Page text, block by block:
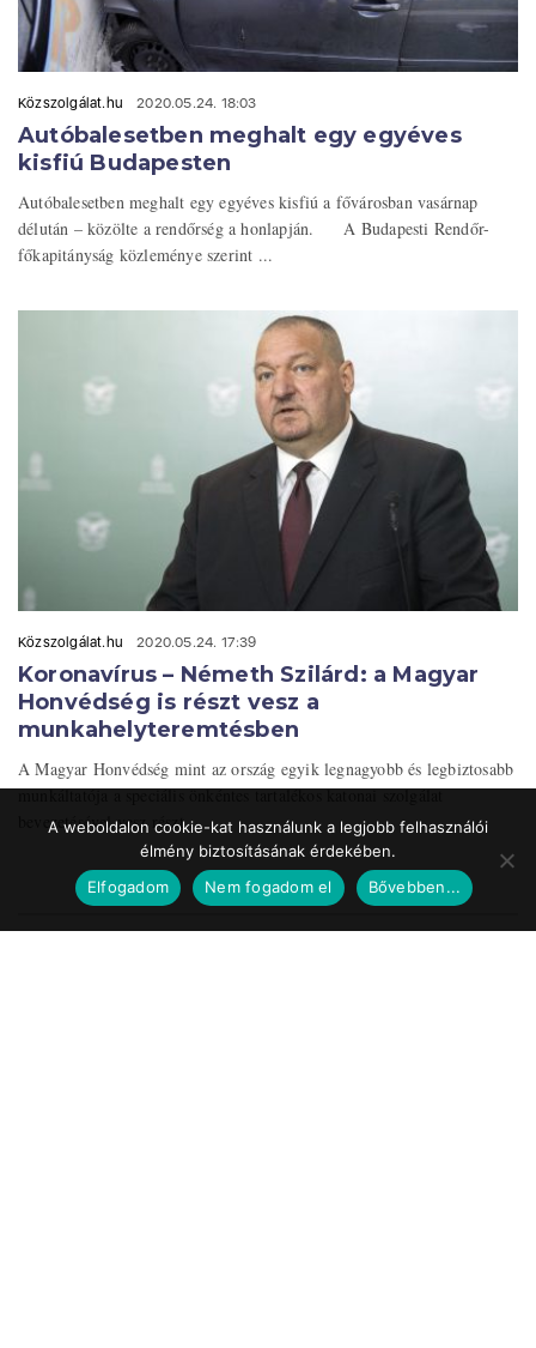
Közszolgálat.hu 2020.05.24. 18:03
Autóbalesetben meghalt egy egyéves
kisfiú Budapesten
Autóbalesetben meghalt egy egyéves kisfiú a fővárosban vasárnap
délután – közölte a rendőrség a honlapján. A Budapesti Rendőr-
főkapitányság közleménye szerint ...
Közszolgálat.hu 2020.05.24. 17:39
Koronavírus – Németh Szilárd: a Magyar
Honvédség is részt vesz a
munkahelyteremtésben
A Magyar Honvédség mint az ország egyik legnagyobb és legbiztosabb
munkáltatója a speciális önkéntes tartalékos katonai szolgálat
bevezetésével vesz részt ...
A weboldalon cookie-kat használunk a legjobb felhasználói
élmény biztosításának érdekében.
Elfogadom
Nem fogadom el Bővebben...